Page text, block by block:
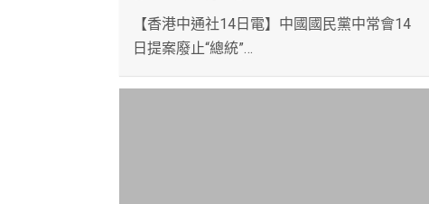
【香港中通社14日電】中國國民黨中常會14
日提案廢止“總統”…